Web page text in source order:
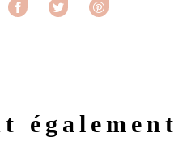
Partager Tweet
également